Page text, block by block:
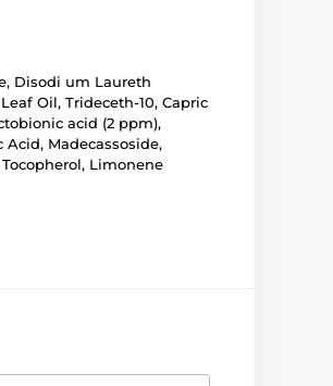
Disodi um Laureth
Oil, Trideceth-10, Capric
acid (2 ppm),
Madecassoside,
Limonene